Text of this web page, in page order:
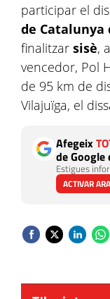
participar el
de
finalitzar sisè,
vencedor, Pol
de 95 km de
Vilajuïga, el
Afegeix
de
Estigues
ACTIVAR ARA